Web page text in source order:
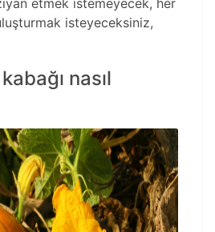
etmek istemeyecek, her
isteyeceksiniz,
nasıl